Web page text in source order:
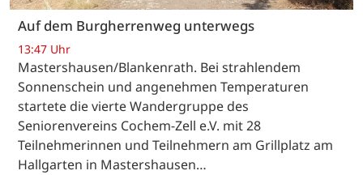
Auf dem Burgherrenweg unterwegs
13:47 Uhr
Mastershausen/Blankenrath. Bei strahlendem
Sonnenschein und angenehmen Temperaturen
startete die vierte Wandergruppe des
Seniorenvereins Cochem-Zell e.V. mit 28
Teilnehmerinnen und Teilnehmern am Grillplatz am
Hallgarten in Mastershausen…